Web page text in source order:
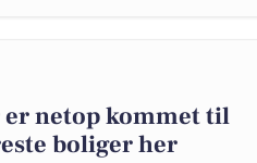
netop kommet til
boliger her